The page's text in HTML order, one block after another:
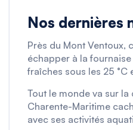
Nos dernières
Près du Mont Ventoux,
échapper à la
fraîches sous les 25
Tout le monde va sur
Charente-Maritime
avec ses activités